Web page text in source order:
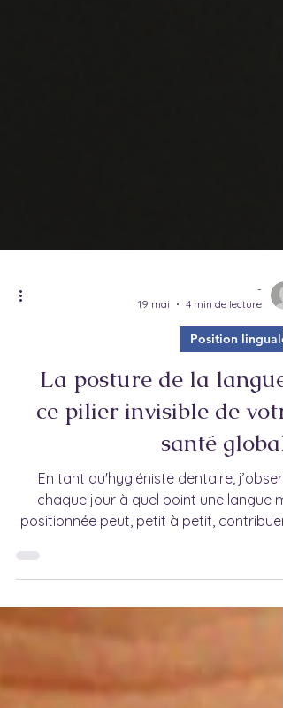
-
4 min de lecture
Position linguale
La posture de la langue :
ce pilier invisible de votre
santé globale
En tant qu'hygiéniste dentaire,
positionnée peut, petit à petit, contribuer
différents déséquilibres